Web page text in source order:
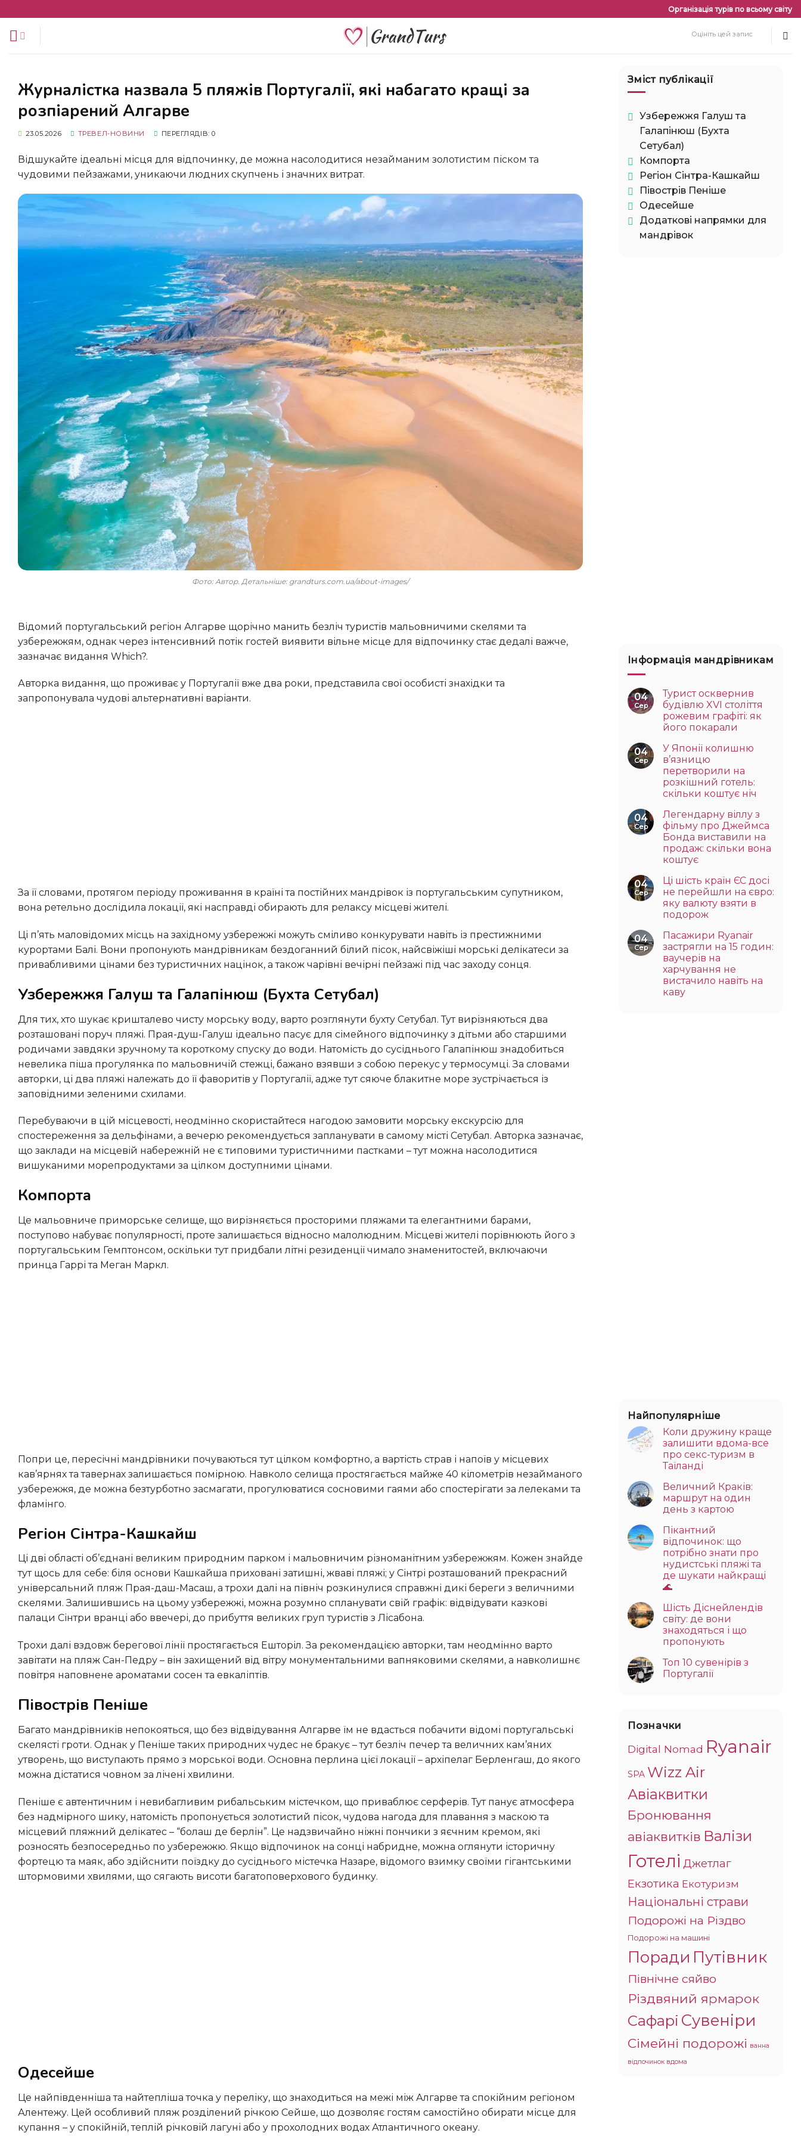
змісту
Організація турів по всьому світу
Оцініть цей запис
Журналістка назвала 5 пляжів Португалії, які набагато кращі за
розпіарений Алгарве
23.05.2026 ТРЕВЕЛ-НОВИНИ ПЕРЕГЛЯДІВ: 0
Відшукайте ідеальні місця для відпочинку, де можна насолодитися незайманим золотистим піском та
чудовими пейзажами, уникаючи людних скупчень і значних витрат.
Фото: Автор. Детальніше: grandturs.com.ua/about-images/
Відомий португальський регіон Алгарве щорічно манить безліч туристів мальовничими скелями та
узбережжям, однак через інтенсивний потік гостей виявити вільне місце для відпочинку стає дедалі важче,
зазначає видання Which?.
Авторка видання, що проживає у Португалії вже два роки, представила свої особисті знахідки та
запропонувала чудові альтернативні варіанти.
За її словами, протягом періоду проживання в країні та постійних мандрівок із португальським супутником,
вона ретельно дослідила локації, які насправді обирають для релаксу місцеві жителі.
Ці п’ять маловідомих місць на західному узбережжі можуть сміливо конкурувати навіть із престижними
курортами Балі. Вони пропонують мандрівникам бездоганний білий пісок, найсвіжіші морські делікатеси за
привабливими цінами без туристичних націнок, а також чарівні вечірні пейзажі під час заходу сонця.
Узбережжя Галуш та Галапінюш (Бухта Сетубал)
Для тих, хто шукає кришталево чисту морську воду, варто розглянути бухту Сетубал. Тут вирізняються два
розташовані поруч пляжі. Прая-душ-Галуш ідеально пасує для сімейного відпочинку з дітьми або старшими
родичами завдяки зручному та короткому спуску до води. Натомість до сусіднього Галапінюш знадобиться
невелика піша прогулянка по мальовничій стежці, бажано взявши з собою перекус у термосумці. За словами
авторки, ці два пляжі належать до її фаворитів у Португалії, адже тут сяюче блакитне море зустрічається із
заповідними зеленими схилами.
Перебуваючи в цій місцевості, неодмінно скористайтеся нагодою замовити морську екскурсію для
спостереження за дельфінами, а вечерю рекомендується запланувати в самому місті Сетубал. Авторка зазначає,
що заклади на місцевій набережній не є типовими туристичними пастками – тут можна насолодитися
вишуканими морепродуктами за цілком доступними цінами.
Компорта
Це мальовниче приморське селище, що вирізняється просторими пляжами та елегантними барами,
поступово набуває популярності, проте залишається відносно малолюдним. Місцеві жителі порівнюють його з
португальським Гемптонсом, оскільки тут придбали літні резиденції чимало знаменитостей, включаючи
принца Гаррі та Меган Маркл.
Попри це, пересічні мандрівники почуваються тут цілком комфортно, а вартість страв і напоїв у місцевих
кав’ярнях та тавернах залишається помірною. Навколо селища простягається майже 40 кілометрів незайманого
узбережжя, де можна безтурботно засмагати, прогулюватися сосновими гаями або спостерігати за лелеками та
фламінго.
Регіон Сінтра-Кашкайш
Ці дві області об’єднані великим природним парком і мальовничим різноманітним узбережжям. Кожен знайде
тут щось для себе: біля основи Кашкайша приховані затишні, жваві пляжі; у Сінтрі розташований прекрасний
універсальний пляж Прая-даш-Масаш, а трохи далі на північ розкинулися справжні дикі береги з величними
скелями. Залишившись на цьому узбережжі, можна розумно спланувати свій графік: відвідувати казкові
палаци Сінтри вранці або ввечері, до прибуття великих груп туристів з Лісабона.
Трохи далі вздовж берегової лінії простягається Ешторіл. За рекомендацією авторки, там неодмінно варто
завітати на пляж Сан-Педру – він захищений від вітру монументальними вапняковими скелями, а навколишнє
повітря наповнене ароматами сосен та евкаліптів.
Півострів Пеніше
Багато мандрівників непокояться, що без відвідування Алгарве їм не вдасться побачити відомі португальські
скелясті гроти. Однак у Пеніше таких природних чудес не бракує – тут безліч печер та величних кам’яних
утворень, що виступають прямо з морської води. Основна перлина цієї локації – архіпелаг Берленгаш, до якого
можна дістатися човном за лічені хвилини.
Пеніше є автентичним і невибагливим рибальським містечком, що приваблює серферів. Тут панує атмосфера
без надмірного шику, натомість пропонується золотистий пісок, чудова нагода для плавання з маскою та
місцевий пляжний делікатес – “болаш де берлін”. Це надзвичайно ніжні пончики з яєчним кремом, які
розносять безпосередньо по узбережжю. Якщо відпочинок на сонці набридне, можна оглянути історичну
фортецю та маяк, або здійснити поїздку до сусіднього містечка Назаре, відомого взимку своїми гігантськими
штормовими хвилями, що сягають висоти багатоповерхового будинку.
Одесейше
Це найпівденніша та найтепліша точка у переліку, що знаходиться на межі між Алгарве та спокійним регіоном
Алентежу. Цей особливий пляж розділений річкою Сейше, що дозволяє гостям самостійно обирати місце для
купання – у спокійній, теплій річковій лагуні або у прохолодних водах Атлантичного океану.
Зміст публікації
Узбережжя Галуш та
Галапінюш (Бухта
Сетубал)
Компорта
Регіон Сінтра-Кашкайш
Півострів Пеніше
Одесейше
Додаткові напрямки для
мандрівок
Інформація мандрівникам
04
Сер
Турист осквернив
будівлю XVI століття
рожевим графіті: як
його покарали
04
Сер
У Японії колишню
в’язницю
перетворили на
розкішний готель:
скільки коштує ніч
04
Сер
Легендарну віллу з
фільму про Джеймса
Бонда виставили на
продаж: скільки вона
коштує
04
Сер
Ці шість країн ЄС досі
не перейшли на євро:
яку валюту взяти в
подорож
04
Сер
Пасажири Ryanair
застрягли на 15 годин:
ваучерів на
харчування не
вистачило навіть на
каву
Найпопулярніше
Коли дружину краще
залишити вдома-все
про секс-туризм в
Таїланді
Величний Краків:
маршрут на один
день з картою
Пікантний
відпочинок: що
потрібно знати про
нудистські пляжі та
де шукати найкращі
🌊
Шість Діснейлендів
світу: де вони
знаходяться і що
пропонують
Топ 10 сувенірів з
Португалії
Позначки
Digital Nomad Ryanair
SPA Wizz Air
Авіаквитки
Бронювання
авіаквитків Валізи
Готелі Джетлаг
Екзотика Екотуризм
Національні страви
Подорожі на Різдво
Подорожі на машині
Поради Путівник
Північне сяйво
Різдвяний ярмарок
Сафарі Сувеніри
Сімейні подорожі ванна
відпочинок вдома